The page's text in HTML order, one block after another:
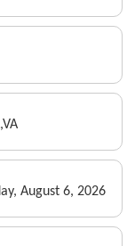
August 6, 2026